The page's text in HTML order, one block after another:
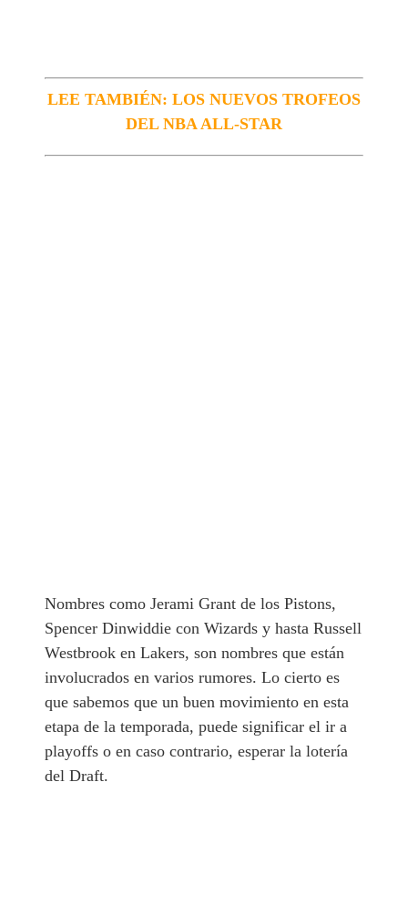
LEE TAMBIÉN: LOS NUEVOS TROFEOS
DEL NBA ALL-STAR
Nombres como Jerami Grant de los Pistons,
Spencer Dinwiddie con Wizards y hasta Russell
Westbrook en Lakers, son nombres que están
involucrados en varios rumores. Lo cierto es
que sabemos que un buen movimiento en esta
etapa de la temporada, puede significar el ir a
playoffs o en caso contrario, esperar la lotería
del Draft.